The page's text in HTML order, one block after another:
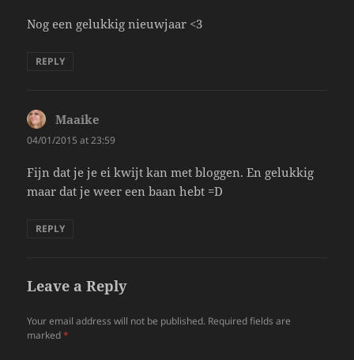
Nog een gelukkig nieuwjaar <3
REPLY
Maaike
04/01/2015 at 23:59
Fijn dat je je ei kwijt kan met bloggen. En gelukkig
maar dat je weer een baan hebt =D
REPLY
Leave a Reply
Your email address will not be published. Required fields are
marked*